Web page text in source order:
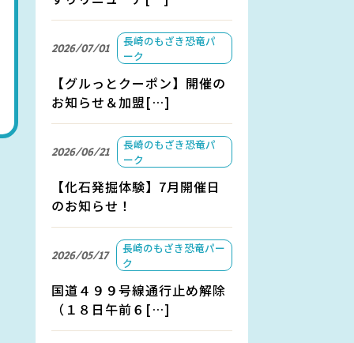
2026/07/01
長崎のもざき恐竜パ
ーク
【グルっとクーポン】開催の
お知らせ＆加盟[…]
2026/06/21
長崎のもざき恐竜パ
ーク
【化石発掘体験】7月開催日
のお知らせ！
2026/05/17
長崎のもざき恐竜パー
ク
国道４９９号線通行止め解除
（１８日午前６[…]